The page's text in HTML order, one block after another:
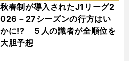
秋春制が導入されたJ1リーグ2
026－27シーズンの行方はい
かに!? ５人の識者が全順位を
大胆予想